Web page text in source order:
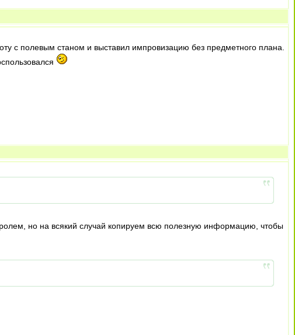
с полевым станом и выставил импровизацию без предметного плана.
но на всякий случай копируем всю полезную информацию, чтобы